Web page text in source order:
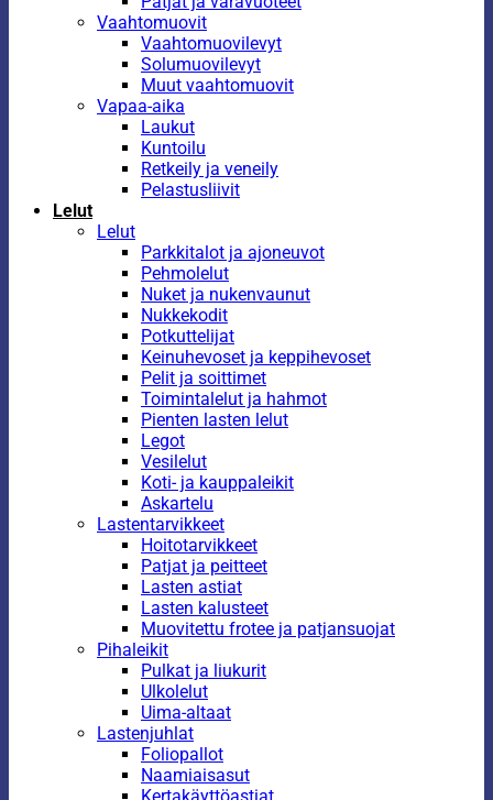
Vaahtomuovit
Vaahtomuovilevyt
Solumuovilevyt
Muut vaahtomuovit
Vapaa-aika
Laukut
Kuntoilu
Retkeily ja veneily
Pelastusliivit
Lelut
Lelut
Parkkitalot ja ajoneuvot
Pehmolelut
Nuket ja nukenvaunut
Nukkekodit
Potkuttelijat
Keinuhevoset ja keppihevoset
Pelit ja soittimet
Toimintalelut ja hahmot
Pienten lasten lelut
Legot
Vesilelut
Koti- ja kauppaleikit
Askartelu
Lastentarvikkeet
Hoitotarvikkeet
Patjat ja peitteet
Lasten astiat
Lasten kalusteet
Muovitettu frotee ja patjansuojat
Pihaleikit
Pulkat ja liukurit
Ulkolelut
Uima-altaat
Lastenjuhlat
Foliopallot
Naamiaisasut